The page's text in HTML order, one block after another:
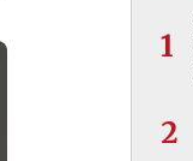
1
2